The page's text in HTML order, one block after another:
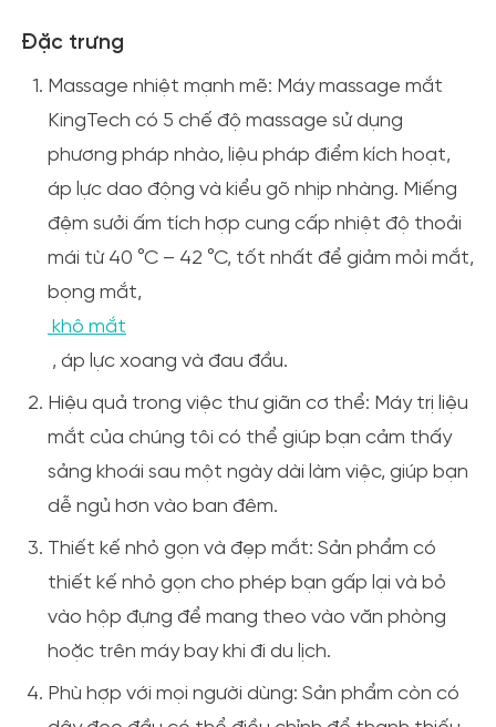
Đặc trưng
Massage nhiệt mạnh mẽ: Máy massage mắt
KingTech có 5 chế độ massage sử dụng
phương pháp nhào, liệu pháp điểm kích hoạt,
áp lực dao động và kiểu gõ nhịp nhàng. Miếng
đệm sưởi ấm tích hợp cung cấp nhiệt độ thoải
mái từ 40 °C – 42 °C, tốt nhất để giảm mỏi mắt,
bọng mắt,
khô mắt
, áp lực xoang và đau đầu.
Hiệu quả trong việc thư giãn cơ thể: Máy trị liệu
mắt của chúng tôi có thể giúp bạn cảm thấy
sảng khoái sau một ngày dài làm việc, giúp bạn
dễ ngủ hơn vào ban đêm.
Thiết kế nhỏ gọn và đẹp mắt: Sản phẩm có
thiết kế nhỏ gọn cho phép bạn gấp lại và bỏ
vào hộp đựng để mang theo vào văn phòng
hoặc trên máy bay khi đi du lịch.
Phù hợp với mọi người dùng: Sản phẩm còn có